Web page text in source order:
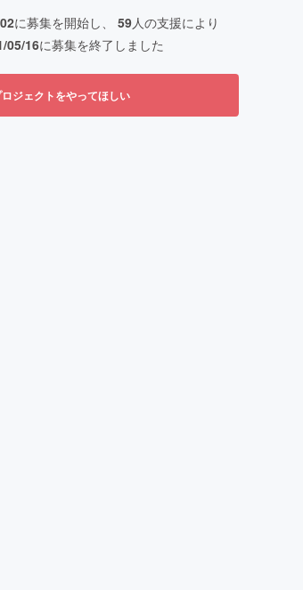
に募集を開始し、 59人の支援により
05/16に募集を終了しました
ジェクトをやってほしい